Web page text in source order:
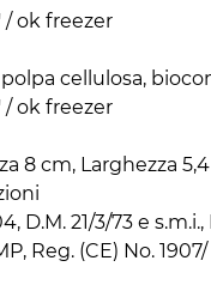
/ ok freezer
cellulosa,
/ ok freezer
8 cm, Larghezza
D.M. 21/3/73 e
Reg. (CE) No.